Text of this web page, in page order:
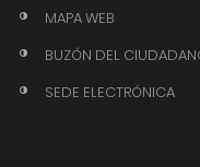
MAPA WEB
BUZÓN DEL
SEDE ELECTRÓNICA